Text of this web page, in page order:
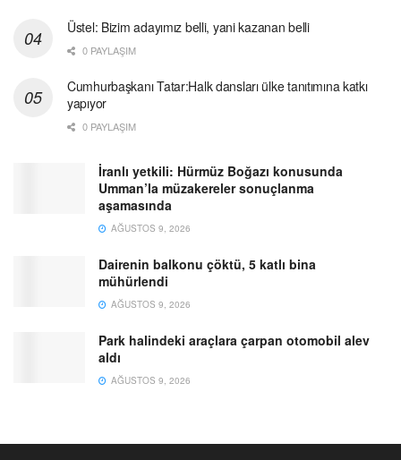
Üstel: Bizim adayımız belli, yani kazanan belli
0 PAYLAŞIM
Cumhurbaşkanı Tatar:Halk dansları ülke tanıtımına katkı
yapıyor
0 PAYLAŞIM
İranlı yetkili: Hürmüz Boğazı konusunda
Umman’la müzakereler sonuçlanma
aşamasında
AĞUSTOS 9, 2026
Dairenin balkonu çöktü, 5 katlı bina
mühürlendi
AĞUSTOS 9, 2026
Park halindeki araçlara çarpan otomobil alev
aldı
AĞUSTOS 9, 2026